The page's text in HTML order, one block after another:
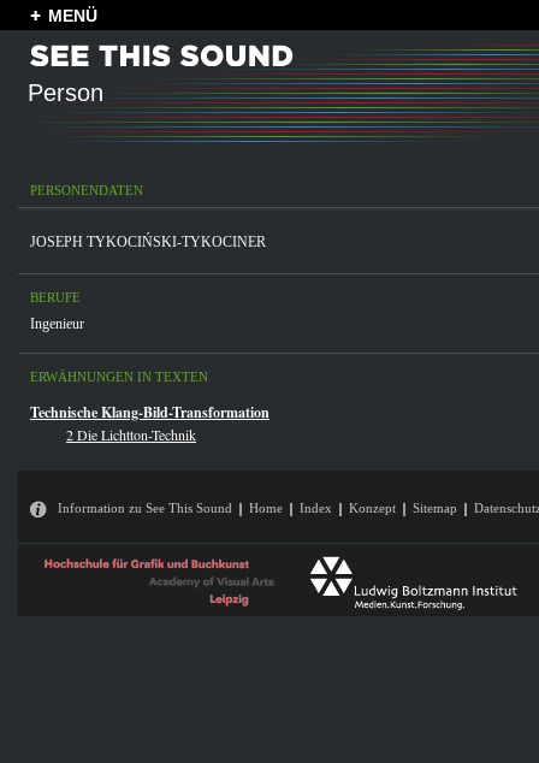
MENÜ
Person
PERSONENDATEN
JOSEPH TYKOCIŃSKI-TYKOCINER
BERUFE
Ingenieur
ERWÄHNUNGEN IN TEXTEN
Technische Klang-Bild-Transformation
2 Die Lichtton-Technik
Information zu See This Sound Home Index Konzept Sitemap